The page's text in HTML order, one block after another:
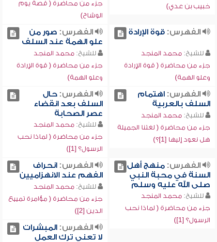
خبيب بن عدي)
جزء من محاضرة ( قصة يوم
الوشاح)
الفهرس:قوة الإرادة
للشيخ: محمد المنجد
جزء من محاضرة ( قوة الإرادة
وعلو الهمة)
الفهرس: صور من
علو الهمة عند السلف
للشيخ: محمد المنجد
جزء من محاضرة ( قوة الإرادة
وعلو الهمة)
الفهرس:اهتمام
السلف بالعربية
للشيخ: محمد المنجد
جزء من محاضرة ( لغتنا الجميلة
هل نعود إليها [1]؟)
الفهرس:حال
السلف بعد انقضاء
عصر الصحابة
للشيخ: محمد المنجد
جزء من محاضرة ( لماذا نحب
الرسول؟ [1])
الفهرس:منهج أهل
السنة في محبة النبي
صلى الله عليه وسلم
للشيخ: محمد المنجد
جزء من محاضرة ( لماذا نحب
الرسول؟ [1])
الفهرس:انحراف
الفهم عند الانهزاميين
للشيخ: محمد المنجد
جزء من محاضرة ( مؤامرة تمييع
الدين [2])
الفهرس:المبشرات
لا تعني ترك العمل